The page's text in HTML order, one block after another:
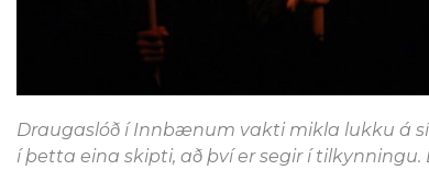
Draugaslóð í Innbænum vakti mikla lukku á
í þetta eina skipti, að því er segir í